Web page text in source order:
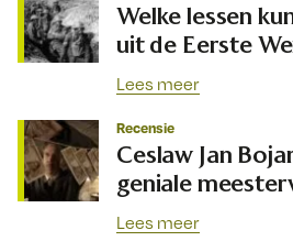
Welke lessen
uit de Eerste
Lees meer
Recensie
Ceslaw Jan
geniale
Lees meer